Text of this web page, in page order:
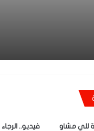
للي مشاو
فيديو..